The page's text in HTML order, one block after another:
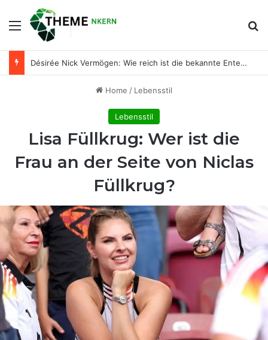
Menu
Désirée Nick Vermögen: Wie reich ist die bekannte Entertainerin wirklich?
Home / Lebensstil
Lebensstil
Lisa Füllkrug: Wer ist die
Frau an der Seite von Niclas
Füllkrug?